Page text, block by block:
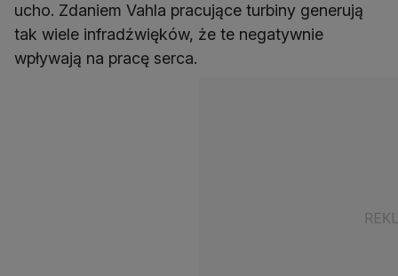
ucho. Zdaniem Vahla pracujące turbiny generują
tak wiele infradźwięków, że te negatywnie
wpływają na pracę serca.